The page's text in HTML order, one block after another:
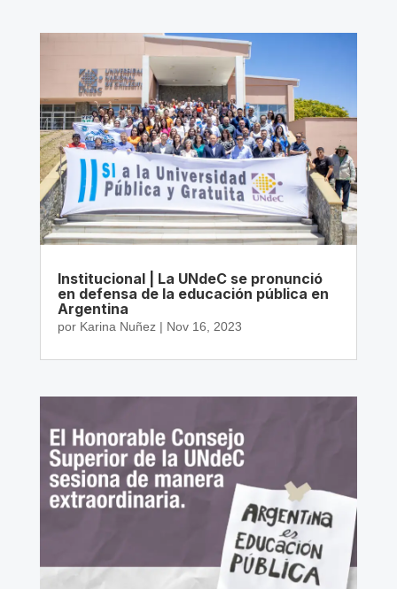
Institucional | La UNdeC se pronunció
en defensa de la educación pública en
Argentina
por Karina Nuñez| Nov 16, 2023